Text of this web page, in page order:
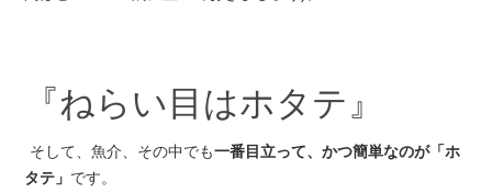
『ねらい目はホタテ』
そして、魚介、その中でも一番目立って、かつ簡単なのが「ホ
タテ」 です。